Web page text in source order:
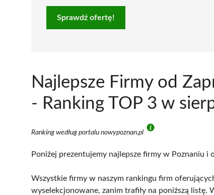
Sprawdź ofertę!
Najlepsze Firmy od
- Ranking TOP 3 w
Ranking według portalu nowypoznan.pl
Poniżej prezentujemy najlepsze firmy w Poznaniu i
Wszystkie firmy w naszym rankingu firm
wyselekcjonowane, zanim trafiły na poniższą